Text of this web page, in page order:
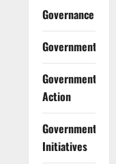
Governance
Government
Government
Action
Government
Initiatives